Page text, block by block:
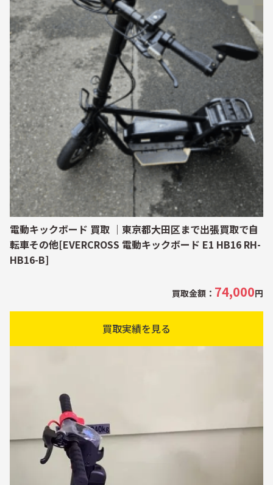
電動キックボード 買取 ｜東京都大田区まで出張買取で自
転車その他[EVERCROSS 電動キックボード E1 HB16 RH-
HB16-B]
買取金額： 74,000円
買取実績を見る